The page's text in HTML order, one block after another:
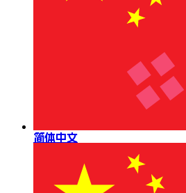
简体中文